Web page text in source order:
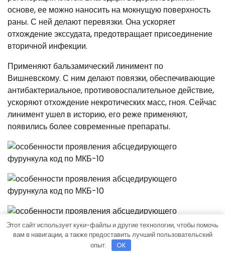
основе, ее можно наносить на мокнущую поверхность
раны. С ней делают перевязки. Она ускоряет
отхождение экссудата, предотвращает присоединение
вторичной инфекции.
Применяют бальзамический линимент по
Вишневскому. С ним делают повязки, обеспечивающие
антибактериальное, противовоспалительное действие,
ускоряют отхождение некротических масс, гноя. Сейчас
линимент ушел в историю, его реже применяют,
появились более современные препараты.
Этот сайт использует куки-файлы и другие технологии, чтобы помочь
вам в навигации, а также предоставить лучший пользовательский
опыт.
OK